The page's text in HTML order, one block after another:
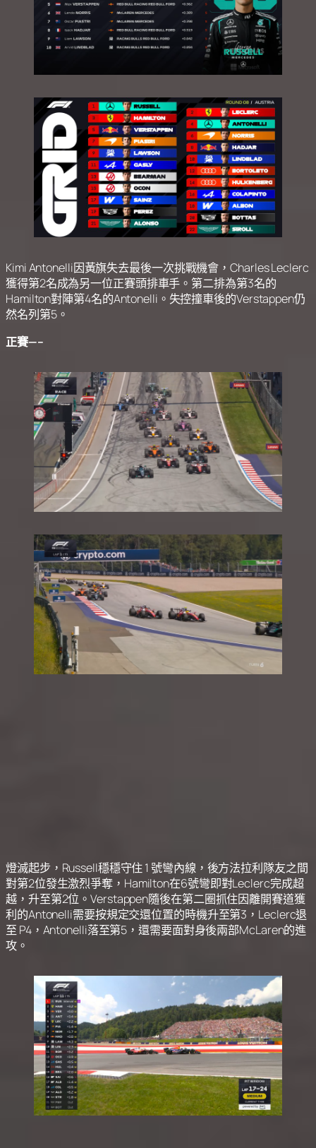
Kimi Antonelli因黃旗失去最後一次挑戰機會，Charles Leclerc
獲得第2名成為另一位正賽頭排車手。第二排為第3名的
Hamilton對陣第4名的Antonelli。失控撞車後的Verstappen仍
然名列第5。
正賽—–
燈滅起步，Russell穩穩守住 1 號彎內線，後方法拉利隊友之間
對第2位發生激烈爭奪，Hamilton在6號彎即對Leclerc完成超
越，升至第2位。Verstappen隨後在第二圈抓住因離開賽道獲
利的Antonelli需要按規定交還位置的時機升至第3，Leclerc退
至 P4，Antonelli落至第5，還需要面對身後兩部McLaren的進
攻。